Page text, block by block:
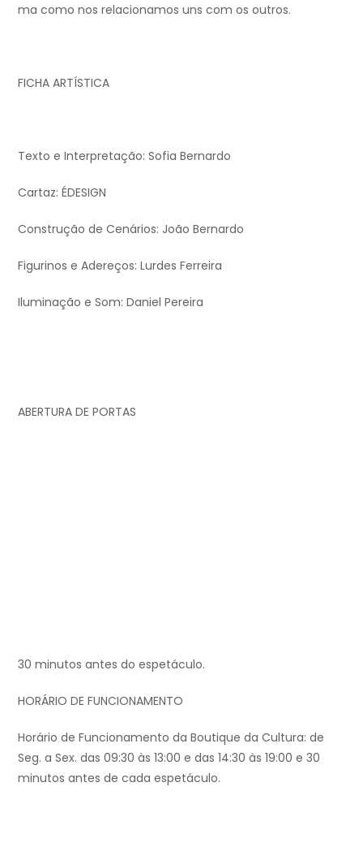
ma como nos relacionamos uns com os outros.
FICHA ARTÍSTICA
Texto e Interpretação: Sofia Bernardo
Cartaz: ÉDESIGN
Construção de Cenários: João Bernardo
Figurinos e Adereços: Lurdes Ferreira
Iluminação e Som: Daniel Pereira
ABERTURA DE PORTAS
30 minutos antes do espetáculo.
HORÁRIO DE FUNCIONAMENTO
Horário de Funcionamento da Boutique da Cultura: de
Seg. a Sex. das 09:30 às 13:00 e das 14:30 às 19:00 e 30
minutos antes de cada espetáculo.